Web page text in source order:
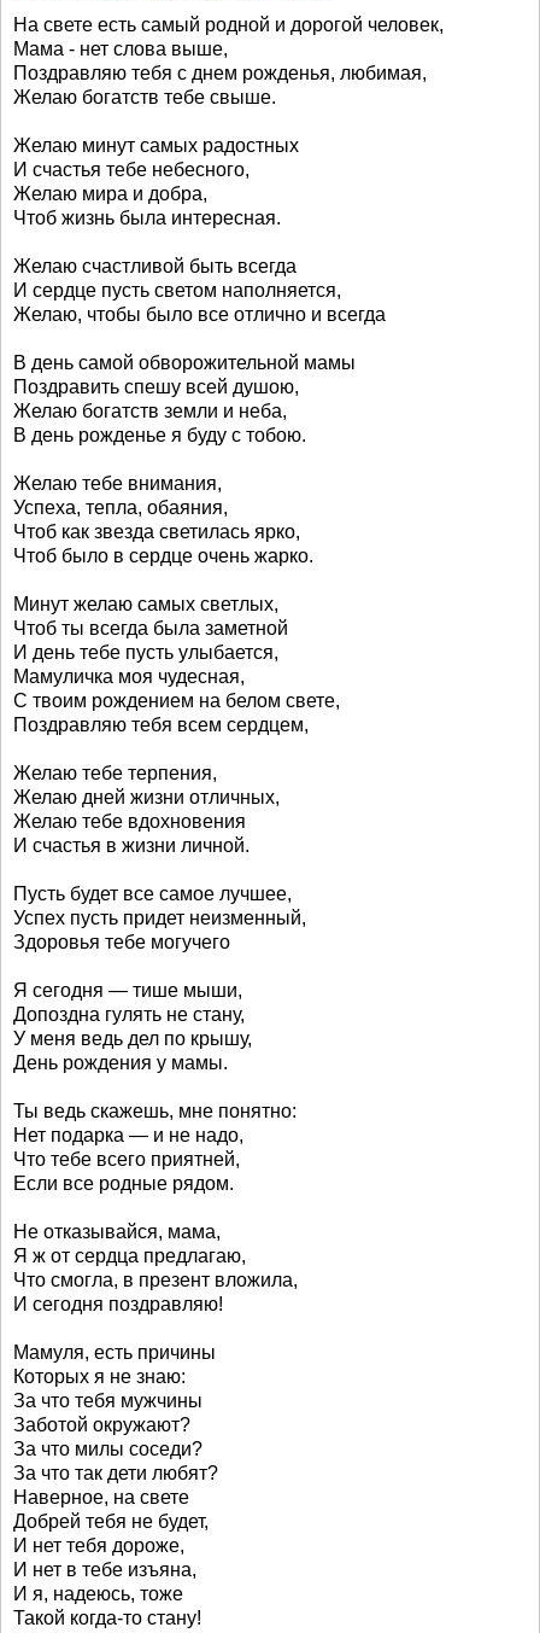
На свете есть самый родной и дорогой человек,
Мама - нет слова выше,
Поздравляю тебя с днем рожденья, любимая,
Желаю богатств тебе свыше.
Желаю минут самых радостных
И счастья тебе небесного,
Желаю мира и добра,
Чтоб жизнь была интересная.
Желаю счастливой быть всегда
И сердце пусть светом наполняется,
Желаю, чтобы было все отлично и всегда
В день самой обворожительной мамы
Поздравить спешу всей душою,
Желаю богатств земли и неба,
В день рожденье я буду с тобою.
Желаю тебе внимания,
Успеха, тепла, обаяния,
Чтоб как звезда светилась ярко,
Чтоб было в сердце очень жарко.
Минут желаю самых светлых,
Чтоб ты всегда была заметной
И день тебе пусть улыбается,
Мамуличка моя чудесная,
С твоим рождением на белом свете,
Поздравляю тебя всем сердцем,
Желаю тебе терпения,
Желаю дней жизни отличных,
Желаю тебе вдохновения
И счастья в жизни личной.
Пусть будет все самое лучшее,
Успех пусть придет неизменный,
Здоровья тебе могучего
Я сегодня — тише мыши,
Допоздна гулять не стану,
У меня ведь дел по крышу,
День рождения у мамы.
Ты ведь скажешь, мне понятно:
Нет подарка — и не надо,
Что тебе всего приятней,
Если все родные рядом.
Не отказывайся, мама,
Я ж от сердца предлагаю,
Что смогла, в презент вложила,
И сегодня поздравляю!
Мамуля, есть причины
Которых я не знаю:
За что тебя мужчины
Заботой окружают?
За что милы соседи?
За что так дети любят?
Наверное, на свете
Добрей тебя не будет,
И нет тебя дороже,
И нет в тебе изъяна,
И я, надеюсь, тоже
Такой когда-то стану!